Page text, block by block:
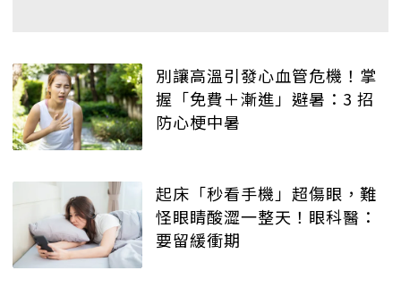
別讓高溫引發心血管危機！掌
握「免費＋漸進」避暑：3 招
防心梗中暑
起床「秒看手機」超傷眼，難
怪眼睛酸澀一整天！眼科醫：
要留緩衝期